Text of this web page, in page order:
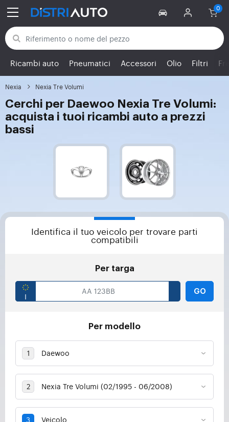
Torna alle categorie
Ricambi auto Pneumatici Accessori Olio Filtri
Nexia Nexia Tre Volumi
Cerchi per Daewoo Nexia Tre Volumi:
acquista i tuoi ricambi auto a prezzi
bassi
Identifica il tuo veicolo per trovare parti
compatibili
Per targa
GO
Per modello